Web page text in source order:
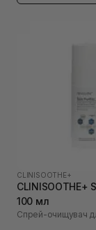
CLINISOOTHE+
CLINISOOTHE+
100 мл
Спрей-очищувач